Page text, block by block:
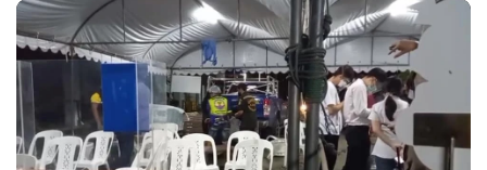
• หุ้น
• อินโดจีน
• กองทุนรวม
•
Celeb Online
• Factcheck